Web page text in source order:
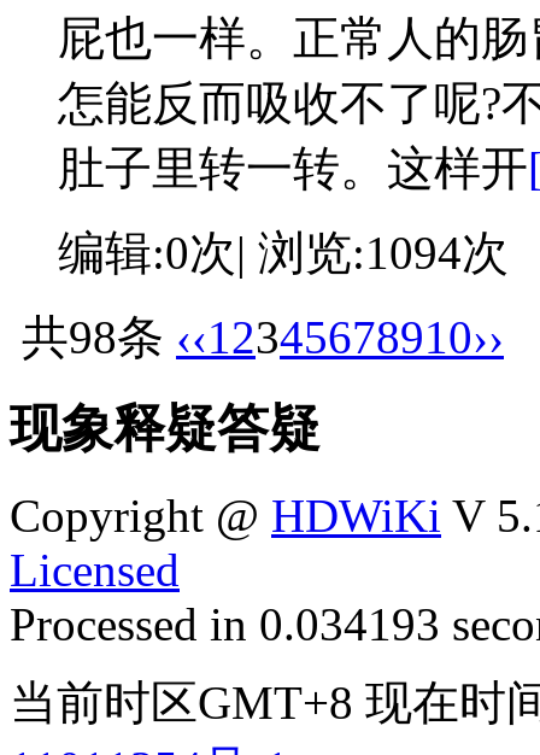
屁也一样。正常人的
怎能反而吸收不了呢?
肚子里转一转。这样开
编辑:0次| 浏览:1094次
共98条 ‹‹12345678910››
现象释疑答疑
Copyright @ HDWiKi V
Licensed
Processed in 0.034193
当前时区GMT+8 现在时